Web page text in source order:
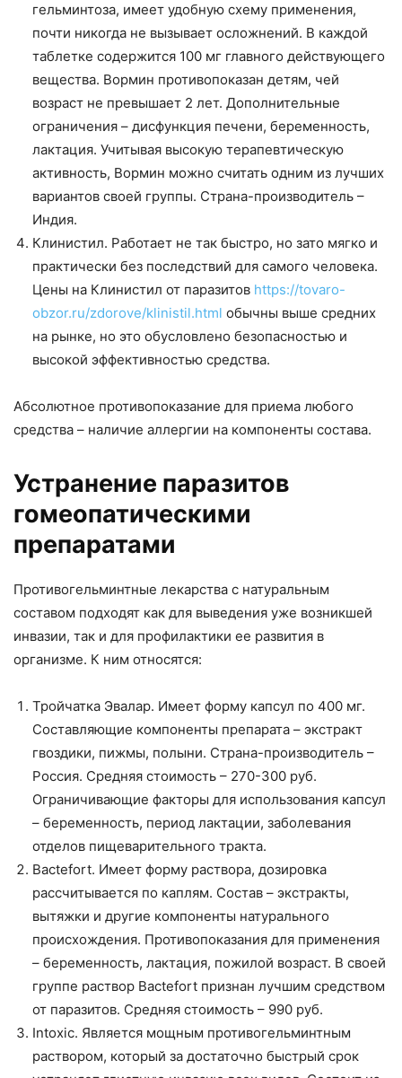
гельминтоза, имеет удобную схему применения,
почти никогда не вызывает осложнений. В каждой
таблетке содержится 100 мг главного действующего
вещества. Вормин противопоказан детям, чей
возраст не превышает 2 лет. Дополнительные
ограничения – дисфункция печени, беременность,
лактация. Учитывая высокую терапевтическую
активность, Вормин можно считать одним из лучших
вариантов своей группы. Страна-производитель –
Индия.
Клинистил. Работает не так быстро, но зато мягко и
практически без последствий для самого человека.
Цены на Клинистил от паразитов https://tovaro-
obzor.ru/zdorove/klinistil.html обычны выше средних
на рынке, но это обусловлено безопасностью и
высокой эффективностью средства.
Абсолютное противопоказание для приема любого
средства – наличие аллергии на компоненты состава.
Устранение паразитов
гомеопатическими
препаратами
Противогельминтные лекарства с натуральным
составом подходят как для выведения уже возникшей
инвазии, так и для профилактики ее развития в
организме. К ним относятся:
Тройчатка Эвалар. Имеет форму капсул по 400 мг.
Составляющие компоненты препарата – экстракт
гвоздики, пижмы, полыни. Страна-производитель –
Россия. Средняя стоимость – 270-300 руб.
Ограничивающие факторы для использования капсул
– беременность, период лактации, заболевания
отделов пищеварительного тракта.
Bactefort. Имеет форму раствора, дозировка
рассчитывается по каплям. Состав – экстракты,
вытяжки и другие компоненты натурального
происхождения. Противопоказания для применения
– беременность, лактация, пожилой возраст. В своей
группе раствор Bactefort признан лучшим средством
от паразитов. Средняя стоимость – 990 руб.
Intoxic. Является мощным противогельминтным
раствором, который за достаточно быстрый срок